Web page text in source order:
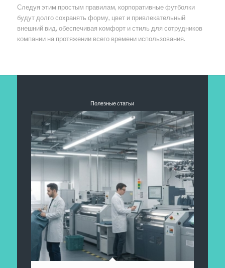
Следуя этим простым правилам, корпоративные футболки
будут долго сохранять форму, цвет и привлекательный
внешний вид, обеспечивая комфорт и стиль для сотрудников
компании на протяжении всего времени использования.
Полезные статьи